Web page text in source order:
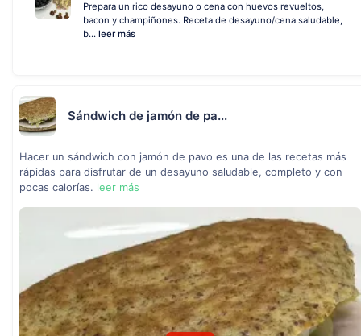
Prepara un rico desayuno o cena con huevos revueltos,
bacon y champiñones. Receta de desayuno/cena saludable,
b... leer más
Sándwich de jamón de pa...
Hacer un sándwich con jamón de pavo es una de las recetas más
rápidas para disfrutar de un desayuno saludable, completo y con
pocas calorías. leer más